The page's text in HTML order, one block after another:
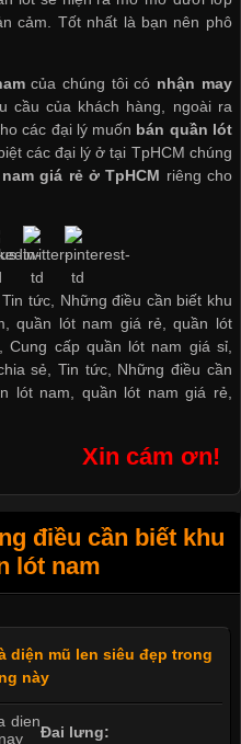
cảm. Tốt nhất là bạn nên phô
của chúng tôi có nhận may
cầu của khách hàng, ngoài ra
các đại lý muốn bán quần lót
các đại lý ở tại TpHCM chúng
giá rẻ ở TpHCM riêng cho
tức, Những điều cần biết khu
quần lót nam giá rẻ, quần lót
,Cung cấp quần lót nam giá sỉ,
sẻ,Tin tức, Những điều cần
lót nam, quần lót nam giá rẻ,
Xin cám ơn!
điều cần biết khu
lót nam
diện mũ len siêu đẹp trong
này
Đai lưng: